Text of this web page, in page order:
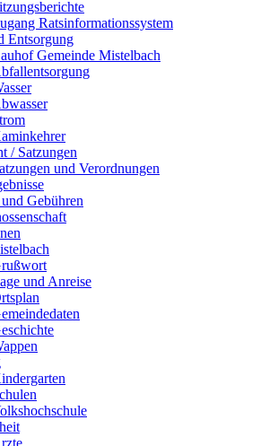
Ratsinformationssystem
Entsorgung
Gemeinde Mistelbach
/ Satzungen
und Verordnungen
Gebühren
und Anreise